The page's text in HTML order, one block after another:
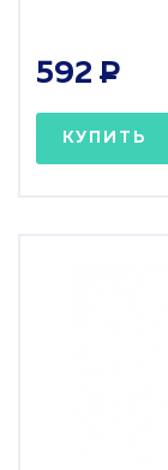
592
КУПИТЬ